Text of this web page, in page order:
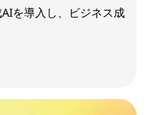
を導入し、ビジネス成